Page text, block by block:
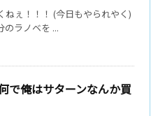
ねぇ！！！ (今日もやられやく)
のラノベを ...
で俺はサターンなんか買